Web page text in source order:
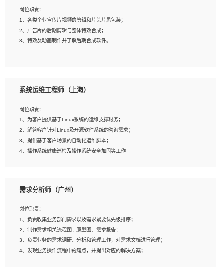
3、想象力丰富, 有一定的艺术审美深度；
4、有良好的场景特效搭建功底；
5、熟悉 3Ds Max 或者 Maya；
6、有良好的沟通能力和团队合作意识；
岗位职责：
1、各类企业宣传片视频的剪辑和片头片尾包装；
2、广告片的后期剪辑与整体特效合成；
3、特效及动画制作并了解后期合成软件。
2、熟练使用After Effect、Photo Shop、熟练掌握视频剪辑和特效包装软件；
4、在剪辑上会思考，有一定编导思维；
5、踏实， 勤奋，愿意在工作中不断学习，提高自我；
6、能与同事友好相处。
系统运维工程师（上海）
岗位职责：
1、为客户提供基于Linux系统的运维支撑服务；
2、解答客户针对Linux及开源软件系统的咨询需求；
3、提供基于客户场景的自动化运维脚本；
4、操作系统健康巡检及操作系统安全加固等工作
1、全日制本科计算机相关专业毕业，3年以上相关工作经验；
3、熟练使用脚本语言，shell/python任一种，熟练使用Ansible
4、熟悉linux常见服务、中间件的基本原理、部署以及故障处理，如：Mysql、
Apache、Nginx、Zabbix、Kafka等
5、熟悉主流虚拟化技术，如：VMware、KVM
6、具备网络方面的基础知识，熟悉常见的网络协议，如TCP/IP，转发原理，路由优
需求分析师（广州）
岗位职责：
1、负责收集业务部门需求以及需求紧要优先级排序；
2、制作需求相关流程图、原型图、需求报告；
3、负责业务的需求调研、分析和管理工作，对需求文档进行管理；
4、发现业务操作流程中的痛点，并提出对应的解决方案；